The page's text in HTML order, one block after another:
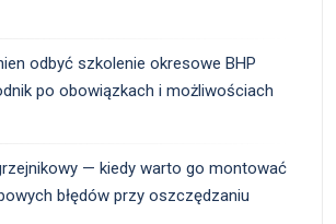
odbyć szkolenie okresowe BHP
po obowiązkach i możliwościach
— kiedy warto go montować
błędów przy oszczędzaniu